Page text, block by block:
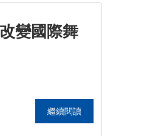
變國際舞
繼續閱讀